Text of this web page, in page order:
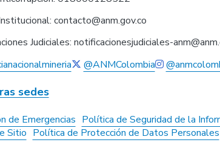
contacto@anm.gov.co
Judiciales: notificacionesjudiciales-
@ANMColombia
sedes
de Emergencias Política de Seguridad de la
Sitio Política de Protección de Datos Personales